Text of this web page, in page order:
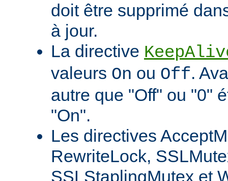
doit être supprimé
à jour.
La directive
valeurs On ou Off.
autre que "Off" ou "0"
"On".
Les directives
RewriteLock,
SSLStaplingMutex et